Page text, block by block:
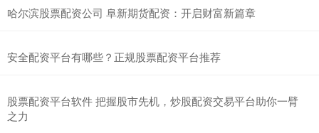
哈尔滨股票配资公司 阜新期货配资：开启财富新篇章
安全配资平台有哪些？正规股票配资平台推荐
股票配资平台软件 把握股市先机，炒股配资交易平台助你一臂
之力